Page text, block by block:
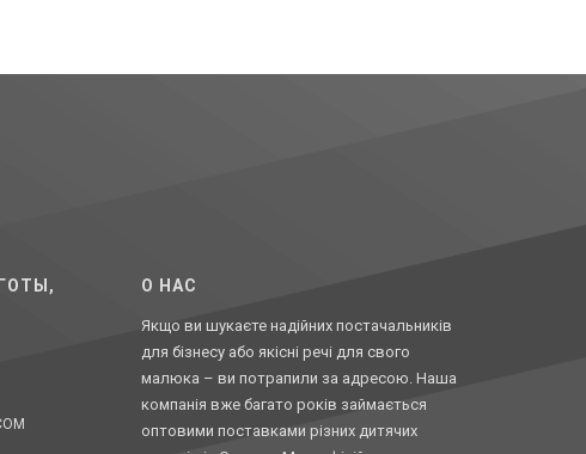
O НАС
Якщо ви шукаєте надійних постачальників
для бізнесу або якісні речі для свого
малюка – ви потрапили за адресою. Наша
компанія вже багато років займається
оптовими поставками різних дитячих